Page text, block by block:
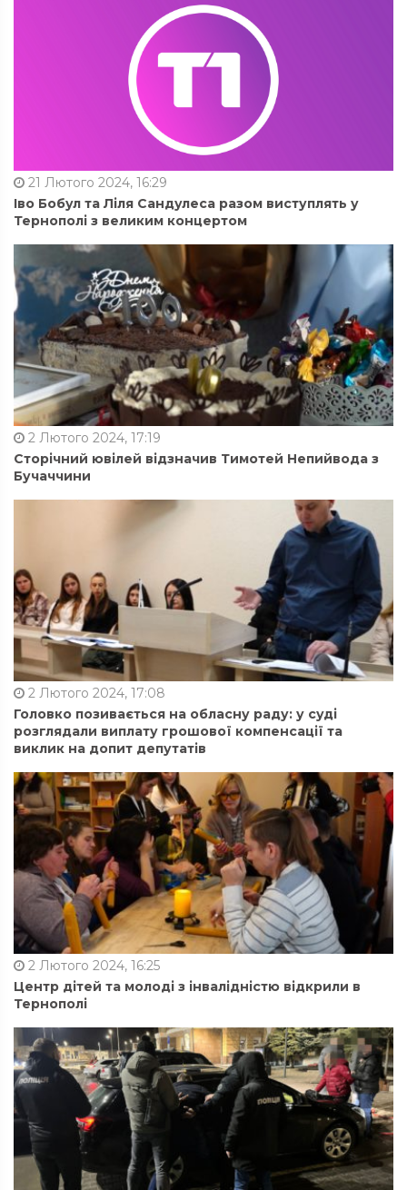
21 Лютого 2024, 16:29
Іво Бобул та Ліля Сандулеса разом виступлять у
Тернополі з великим концертом
2 Лютого 2024, 17:19
Сторічний ювілей відзначив Тимотей Непийвода з
Бучаччини
2 Лютого 2024, 17:08
Головко позивається на обласну раду: у суді
розглядали виплату грошової компенсації та
виклик на допит депутатів
2 Лютого 2024, 16:25
Центр дітей та молоді з інвалідністю відкрили в
Тернополі